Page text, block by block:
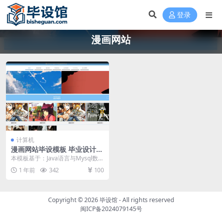
登录
漫画网站
计算机
漫画网站毕设模板 毕业设计模
板及毕业论文与PPT
本模板基于：Java语言与Mysql数据
库开发 系统详细设计 系统功能模块
漫画...1 年前 342 100
Copyright © 2026毕设馆- All rights reserved
闽ICP备2024079145号